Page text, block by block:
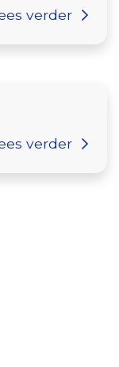
verder
verder